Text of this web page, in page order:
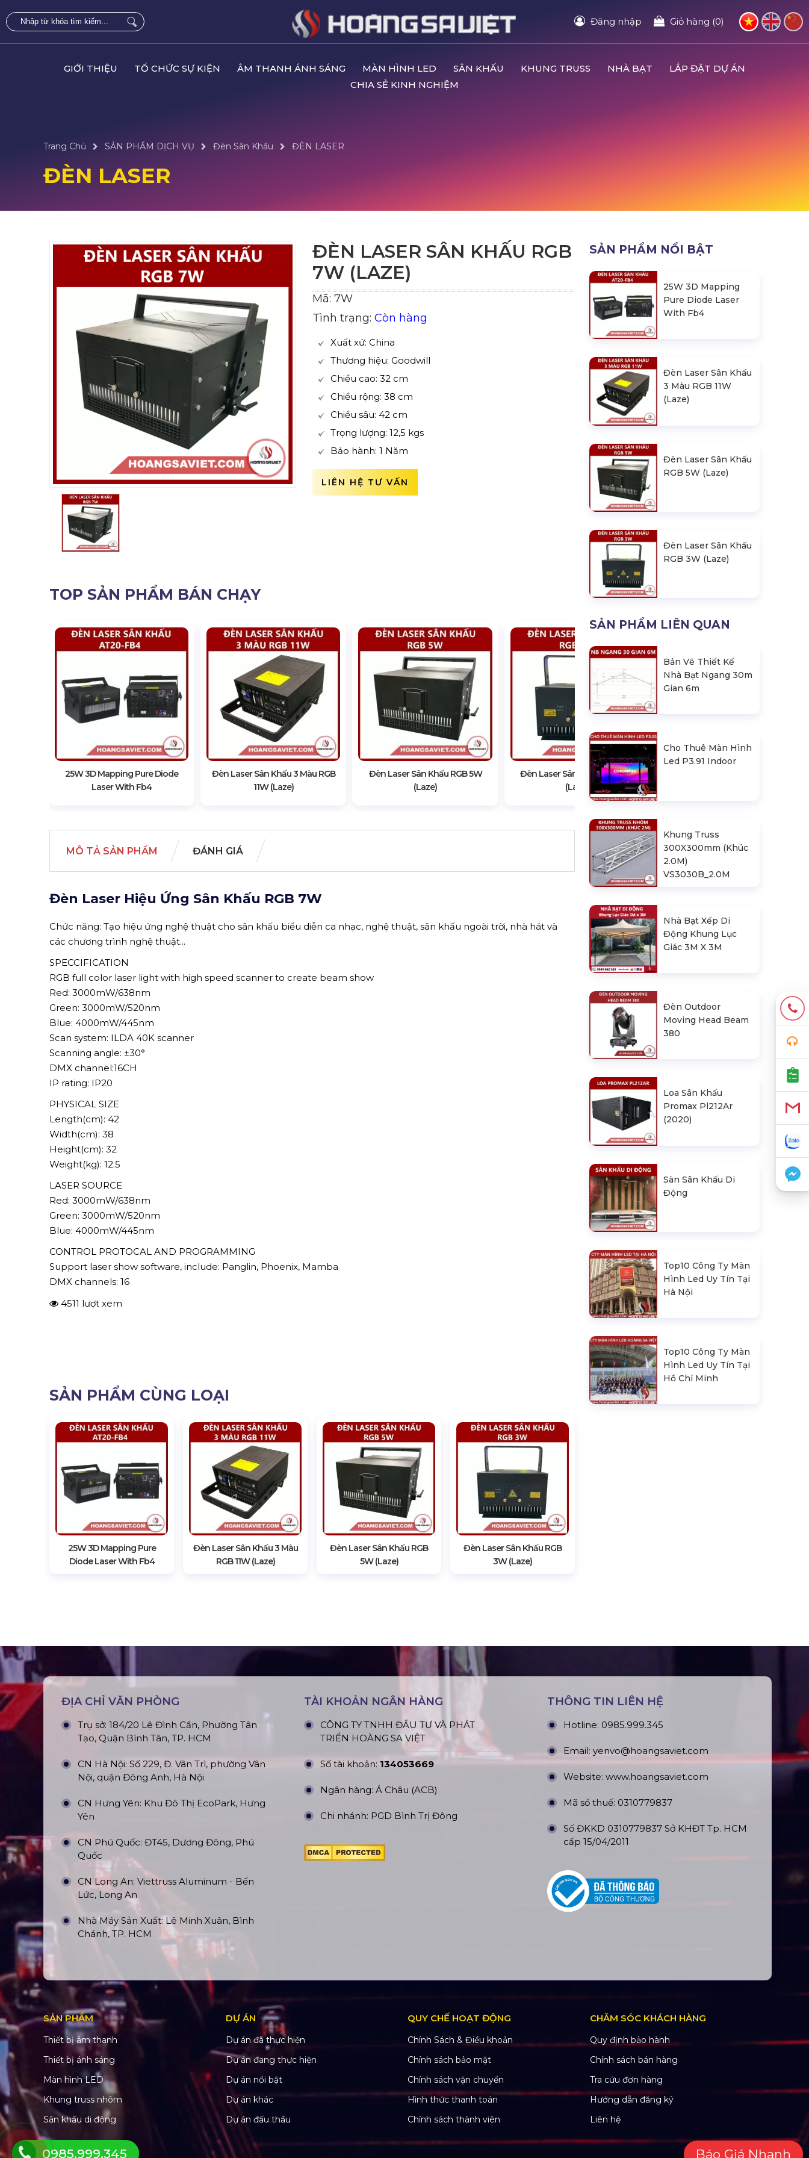
Đăng nhập Giỏ hàng (0)
GIỚI THIỆU TỔ CHỨC SỰ KIỆN ÂM THANH ÁNH SÁNG MÀN HÌNH LED SÂN KHẤU KHUNG TRUSS NHÀ BẠT
LẮP ĐẶT DỰ ÁN
CHIA SẺ KINH NGHIỆM
Trang Chủ SẢN PHẨM DỊCH VỤ Đèn Sân Khấu ĐÈN LASER
ĐÈN LASER
ĐÈN LASER SÂN KHẤU RGB
7W (LAZE)
Mã: 7W
Tình trạng: Còn hàng
Xuất xứ: China
Thương hiệu: Goodwill
Chiều cao: 32 cm
Chiều rộng: 38 cm
Chiều sâu: 42 cm
Trọng lượng: 12,5 kgs
Bảo hành: 1 Năm
LIÊN HỆ TƯ VẤN
TOP SẢN PHẨM BÁN CHẠY
25W 3D Mapping Pure Diode
Laser With Fb4
Đèn Laser Sân Khấu 3 Màu RGB
11W (Laze)
Đèn Laser Sân Khấu RGB 5W
(Laze)
Đèn Laser Sân Khấu RGB 3W
(Laze)
Laser With Fb4
MÔ TẢ SẢN PHẨM ĐÁNH GIÁ
Đèn Laser Hiệu Ứng Sân Khấu RGB 7W
Chức năng: Tạo hiệu ứng nghệ thuật cho sân khấu biểu diễn ca nhạc, nghệ thuật, sân khấu ngoài trời, nhà hát và
các chương trình nghệ thuật...
SPECCIFICATION
RGB full color laser light with high speed scanner to create beam show
Red: 3000mW/638nm
Green: 3000mW/520nm
Blue: 4000mW/445nm
Scan system: ILDA 40K scanner
Scanning angle: ±30°
DMX channel:16CH
IP rating: IP20
PHYSICAL SIZE
Length(cm): 42
Width(cm): 38
Height(cm): 32
Weight(kg): 12.5
LASER SOURCE
Red: 3000mW/638nm
Green: 3000mW/520nm
Blue: 4000mW/445nm
CONTROL PROTOCAL AND PROGRAMMING
Support laser show software, include: Panglin, Phoenix, Mamba
DMX channels: 16
4511 lượt xem
SẢN PHẨM CÙNG LOẠI
25W 3D Mapping Pure
Diode Laser With Fb4
Đèn Laser Sân Khấu 3 Màu
RGB 11W (Laze)
Đèn Laser Sân Khấu RGB
5W (Laze)
Đèn Laser Sân Khấu RGB
3W (Laze)
SẢN PHẨM NỔI BẬT
25W 3D Mapping
Pure Diode Laser
With Fb4
Đèn Laser Sân Khấu
3 Màu RGB 11W
(Laze)
Đèn Laser Sân Khấu
RGB 5W (Laze)
Đèn Laser Sân Khấu
RGB 3W (Laze)
SẢN PHẨM LIÊN QUAN
Bản Vẽ Thiết Kế
Nhà Bạt Ngang 30m
Gian 6m
Cho Thuê Màn Hình
Led P3.91 Indoor
Khung Truss
300X300mm (Khúc
2.0M)
VS3030B_2.0M
Nhà Bạt Xếp Di
Động Khung Lục
Giác 3M X 3M
Đèn Outdoor
Moving Head Beam
380
Loa Sân Khấu
Promax Pl212Ar
(2020)
Sàn Sân Khấu Di
Động
Top10 Công Ty Màn
Hình Led Uy Tín Tại
Hà Nội
Top10 Công Ty Màn
Hình Led Uy Tín Tại
Hồ Chí Minh
ĐỊA CHỈ VĂN PHÒNG
Trụ sở: 184/20 Lê Đình Cẩn, Phường Tân
Tạo, Quận Bình Tân, TP. HCM
CN Hà Nội: Số 229, Đ. Vân Trì, phường Vân
Nội, quận Đông Anh, Hà Nội
CN Hưng Yên: Khu Đô Thị EcoPark, Hưng
Yên
CN Phú Quốc: ĐT45, Dương Đông, Phú
Quốc
CN Long An: Viettruss Aluminum - Bến
Lức, Long An
Nhà Máy Sản Xuất: Lê Minh Xuân, Bình
Chánh, TP. HCM
TÀI KHOẢN NGÂN HÀNG
CÔNG TY TNHH ĐẦU TƯ VÀ PHÁT
TRIỂN HOÀNG SA VIỆT
Số tài khoản: 134053669
Ngân hàng: Á Châu (ACB)
Chi nhánh: PGD Bình Trị Đông
THÔNG TIN LIÊN HỆ
Hotline: 0985.999.345
Email: yenvo@hoangsaviet.com
Website: www.hoangsaviet.com
Mã số thuế: 0310779837
Số ĐKKD 0310779837 Sở KHĐT Tp. HCM
cấp 15/04/2011
SẢN PHẨM
Thiết bị âm thanh
Thiết bị ánh sáng
Màn hình LED
Khung truss nhôm
Sân khấu di động
DỰ ÁN
Dự án đã thực hiện
Dự án đang thực hiện
Dự án nổi bật
Dự án khác
Dự án đấu thầu
QUY CHẾ HOẠT ĐỘNG
Chính Sách & Điều khoản
Chính sách bảo mật
Chính sách vận chuyển
Hình thức thanh toán
Chính sách thành viên
CHĂM SÓC KHÁCH HÀNG
Quy định bảo hành
Chính sách bán hàng
Tra cứu đơn hàng
Hướng dẫn đăng ký
Liên hệ
0985.999.345 Báo Giá Nhanh